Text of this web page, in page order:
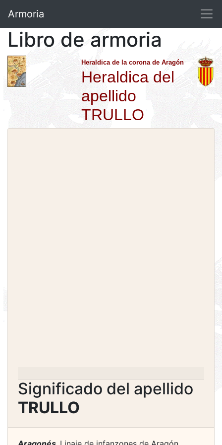
Armoria
Libro de armoria
Heraldica de la corona de Aragón
Heraldica del
apellido
TRULLO
Significado del apellido
TRULLO